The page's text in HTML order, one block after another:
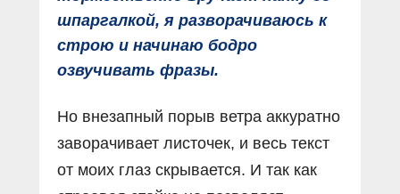
шпаргалкой, я разворачиваюсь к
строю и начинаю бодро
озвучивать фразы.
Но внезапный порыв ветра аккуратно
заворачивает листочек, и весь текст
от моих глаз скрывается. И так как